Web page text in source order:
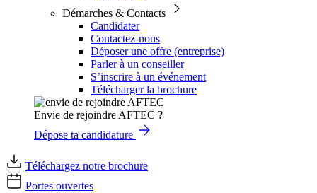
Démarches & Contacts
Candidater
Contactez-nous
Déposer une offre (entreprise)
Parler à un conseiller
S’inscrire à un événement
Télécharger la brochure
Envie de rejoindre AFTEC ?
Dépose ta candidature
Téléchargez notre brochure
Portes ouvertes